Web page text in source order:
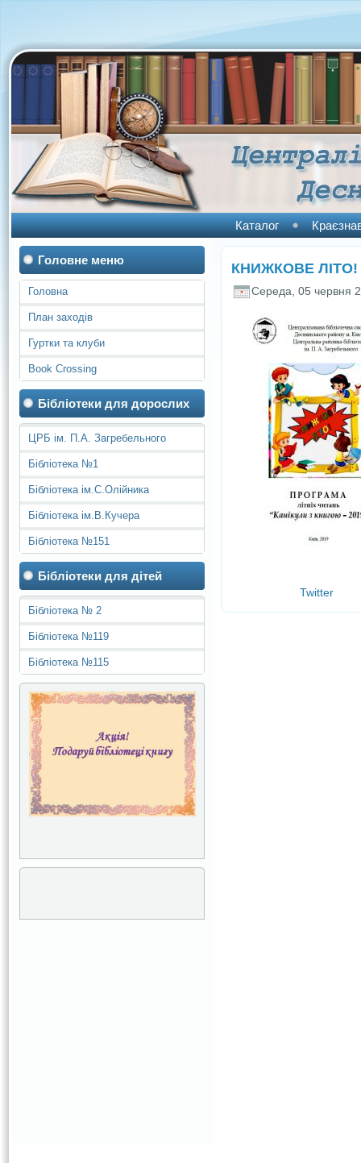
Каталог
Головне меню
Головна
План заходів
Гуртки та клуби
Book Crossing
Бібліотеки для дорослих
ЦРБ ім. П.А. Загребельного
Бібліотека №1
Бібліотека ім.С.Олійника
Бібліотека ім.В.Кучера
Бібліотека №151
Бібліотеки для дітей
Бібліотека № 2
Бібліотека №119
Бібліотека №115
КНИЖКОВЕ ЛІТО!
Середа, 05 червня
Twitter